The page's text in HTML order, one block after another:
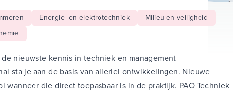
Energie- en elektrotechniek
Milieu en veiligheid
nieuwste kennis in techniek en management
sta je aan de basis van allerlei ontwikkelingen. Nieuwe
wanneer die direct toepasbaar is in de praktijk. PAO Techniek